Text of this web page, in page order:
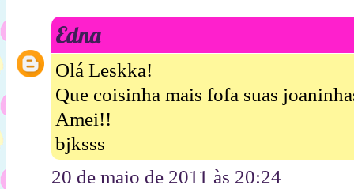
Edna
Olá Leskka!
Que coisinha mais fofa suas
Amei!!
bjksss
20 de maio de 2011 às 20:24